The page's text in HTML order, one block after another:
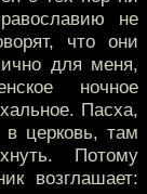
не
что они
для меня,
ночное
Пасха,
в церковь, там
Потому
возглашает: